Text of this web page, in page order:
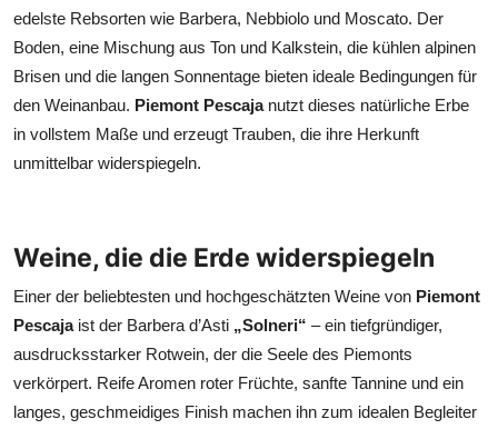
edelste Rebsorten wie Barbera, Nebbiolo und Moscato. Der
Boden, eine Mischung aus Ton und Kalkstein, die kühlen alpinen
Brisen und die langen Sonnentage bieten ideale Bedingungen für
den Weinanbau. Piemont Pescajanutzt dieses natürliche Erbe
in vollstem Maße und erzeugt Trauben, die ihre Herkunft
unmittelbar widerspiegeln.
Weine, die die Erde widerspiegeln
Einer der beliebtesten und hochgeschätzten Weine von Piemont
Pescajaist der Barbera d’Asti „Solneri“ – ein tiefgründiger,
ausdrucksstarker Rotwein, der die Seele des Piemonts
verkörpert. Reife Aromen roter Früchte, sanfte Tannine und ein
langes, geschmeidiges Finish machen ihn zum idealen Begleiter